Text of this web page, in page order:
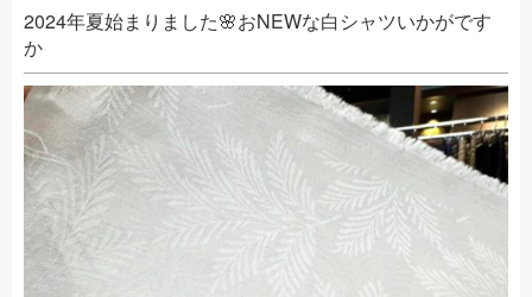
2024年夏始まりました🌸おNEWな白シャツいかがです
か